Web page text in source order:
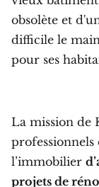
obsolète et
difficile le
pour ses
La mission de
l’immobilier
projets de